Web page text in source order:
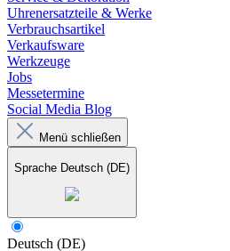
Uhrenersatzteile & Werke
Verbrauchsartikel
Verkaufsware
Werkzeuge
Jobs
Messetermine
Social Media Blog
Menü schließen
Sprache Deutsch (DE)
Deutsch (DE)